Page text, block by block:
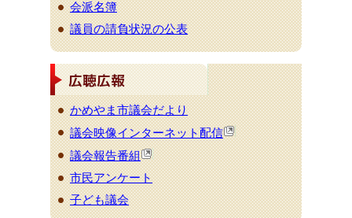
会派名簿
議員の請負状況の公表
かめやま市議会だより
議会映像インターネット配信
議会報告番組
市民アンケート
子ども議会